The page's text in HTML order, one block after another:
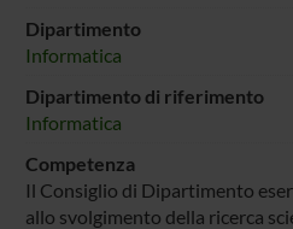
Dipartimento
Informatica
Dipartimento di riferimento
Informatica
Competenza
Il Consiglio di Dipartimento
allo svolgimento della ricerca